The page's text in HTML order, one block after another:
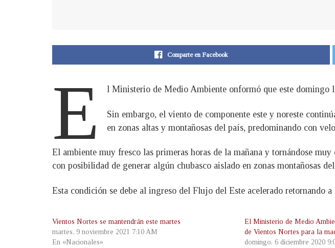
Comparte en Facebook
E l Ministerio de Medio Ambiente onformó que este domingo
Sin embargo, el viento de componente este y noreste
en zonas altas y montañosas del país, predominando con
El ambiente muy fresco las primeras horas de la mañana y tornándose
con posibilidad de generar algún chubasco aislado en zonas montañosas
Esta condición se debe al ingreso del Flujo del Este acelerado retornando a
Vientos Nortes se mantendrán este martes
martes, 9 noviembre 2021 7:10 AM
En «Nacionales»
El Ministerio de Medio
de Vientos Nortes para la
domingo, 6 diciembre 2020